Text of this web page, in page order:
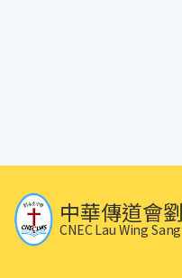
中華傳道會
CNEC Lau Wing